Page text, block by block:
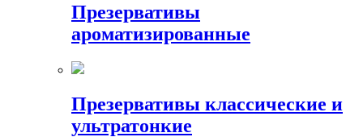
Презервативы
ароматизированные
Презервативы классические и
ультратонкие